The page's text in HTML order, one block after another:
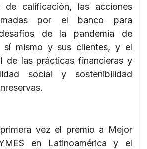
calificación, las acciones
por el banco para
de la pandemia de
sí mismo y sus clientes, y el
de las prácticas financieras y
social y sostenibilidad
vez el premio a Mejor
en Latinoamérica y el